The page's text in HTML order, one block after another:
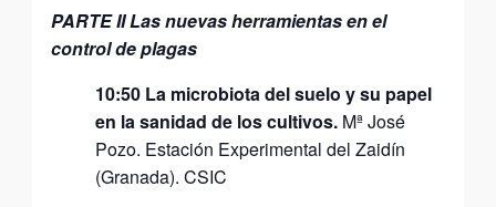
PARTE II Las nuevas herramientas en el
control de plagas
10:50 La microbiota del suelo y su papel
en la sanidad de los cultivos. Mª José
Pozo. Estación Experimental del Zaidín
(Granada). CSIC